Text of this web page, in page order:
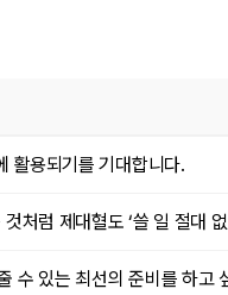
활용되기를 기대합니다.
처럼 제대혈도 ‘쓸 일 절대
수 있는 최선의 준비를 하고